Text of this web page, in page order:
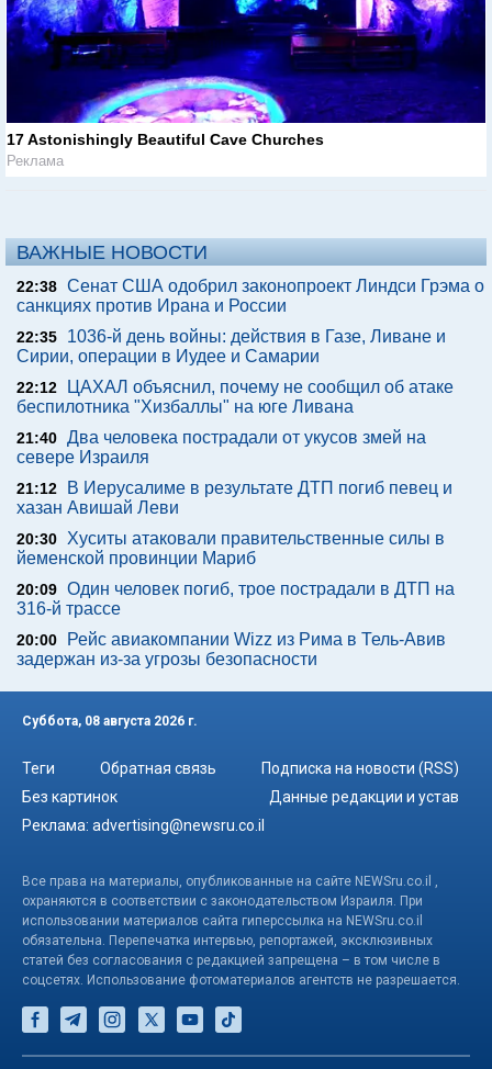
17 Astonishingly Beautiful Cave Churches
Реклама
ВАЖНЫЕ НОВОСТИ
22:38 Сенат США одобрил законопроект Линдси Грэма о
санкциях против Ирана и России
22:35
1036-й день войны: действия в Газе, Ливане и
Сирии, операции в Иудее и Самарии
22:12
ЦАХАЛ объяснил, почему не сообщил об атаке
беспилотника "Хизбаллы" на юге Ливана
21:40 Два человека пострадали от укусов змей на
севере Израиля
21:12
В Иерусалиме в результате ДТП погиб певец и
хазан Авишай Леви
20:30 Хуситы атаковали правительственные силы в
йеменской провинции Мариб
20:09 Один человек погиб, трое пострадали в ДТП на
316-й трассе
20:00
Рейс авиакомпании Wizz из Рима в Тель-Авив
задержан из-за угрозы безопасности
Суббота, 08 августа 2026 г.
Теги Обратная связь
Подписка на новости (RSS)
Без картинок
Данные редакции и устав
Реклама: advertising@newsru.co.il
Все права на материалы, опубликованные на сайте NEWSru.co.il ,
охраняются в соответствии с законодательством Израиля. При
использовании материалов сайта гиперссылка на NEWSru.co.il
обязательна. Перепечатка интервью, репортажей, эксклюзивных
статей без согласования с редакцией запрещена – в том числе в
соцсетях. Использование фотоматериалов агентств не разрешается.